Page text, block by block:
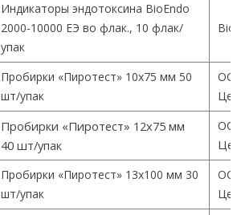
Индикаторы эндотоксина BioEndo
2000-10000 ЕЭ во флак., 10 флак/
упак
Пробирки «Пиротест» 10х75 мм 50
шт/упак
Пробирки «Пиротест» 12х75 мм
40 шт/упак
Пробирки «Пиротест» 13х100 мм 30
шт/упак